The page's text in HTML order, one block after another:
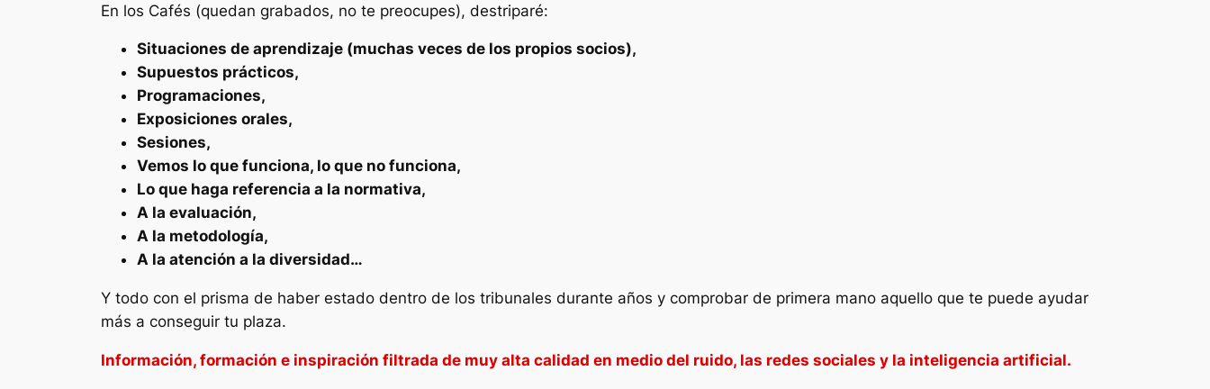
En los Cafés (quedan grabados, no te preocupes), destriparé:
Situaciones de aprendizaje (muchas veces de los propios socios),
Supuestos prácticos,
Programaciones,
Exposiciones orales,
Sesiones,
Vemos lo que funciona, lo que no funciona,
Lo que haga referencia a la normativa,
A la evaluación,
A la metodología,
A la atención a la diversidad…
Y todo con el prisma de haber estado dentro de los tribunales durante años y comprobar de primera mano aquello que te puede ayudar
más a conseguir tu plaza.
Información, formación e inspiración filtrada de muy alta calidad en medio del ruido, las redes sociales y la inteligencia artificial.